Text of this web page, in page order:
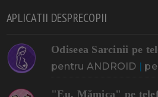
APLICATII DESPRECOPII
Odiseea Sarcinii pe
pentru ANDROID |
"Eu, Mămica" pe